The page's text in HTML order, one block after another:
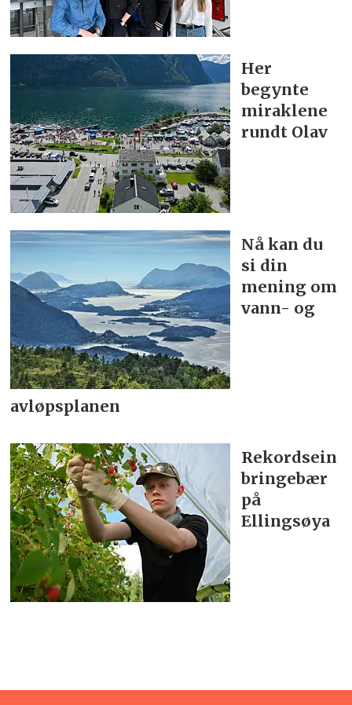
Her
begynte
miraklene
rundt Olav
Nå kan du
si din
mening om
vann- og
avløpsplanen
Rekordsein
bringebær
på
Ellingsøya